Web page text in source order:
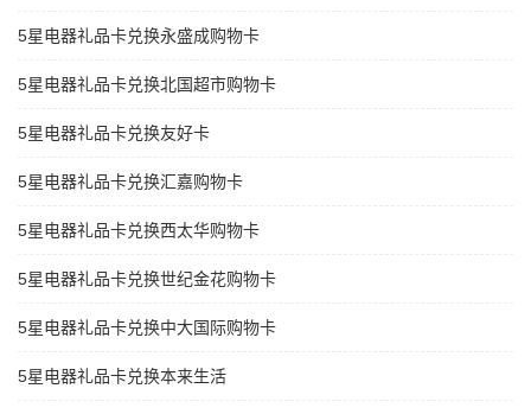
5星电器礼品卡兑换永盛成购物卡
5星电器礼品卡兑换北国超市购物卡
5星电器礼品卡兑换友好卡
5星电器礼品卡兑换汇嘉购物卡
5星电器礼品卡兑换西太华购物卡
5星电器礼品卡兑换世纪金花购物卡
5星电器礼品卡兑换中大国际购物卡
5星电器礼品卡兑换本来生活